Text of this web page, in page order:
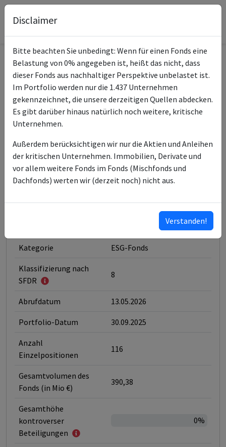
Informationen zum Fonds
Name
UniInstitutional Euro
Covered Bonds 4-6 years
ISIN des Fonds DE0009757633
Typ des Fonds Anleihen
Fondsmanagement
Union Investment
Union Investment
Management GmbH
Kategorie ESG-Fonds
Klassifizierung nach
SFDR
8
Abrufdatum 13.05.2026
Portfolio-Datum 30.09.2025
Anzahl
Einzelpositionen
116
Gesamtvolumen des
Fonds (in Mio €)
390,38
Gesamthöhe
kontroverser
Beteiligungen
0%
Disclaimer
Bitte beachten Sie unbedingt: Wenn für einen Fonds eine
Belastung von 0% angegeben ist, heißt das nicht, dass
dieser Fonds aus nachhaltiger Perspektive unbelastet ist.
Im Portfolio werden nur die 1.437 Unternehmen
gekennzeichnet, die unsere derzeitigen Quellen abdecken.
Es gibt darüber hinaus natürlich noch weitere, kritische
Unternehmen.
Außerdem berücksichtigen wir nur die Aktien und Anleihen
der kritischen Unternehmen. Immobilien, Derivate und
vor allem weitere Fonds im Fonds (Mischfonds und
Dachfonds) werten wir (derzeit noch) nicht aus.
Verstanden!